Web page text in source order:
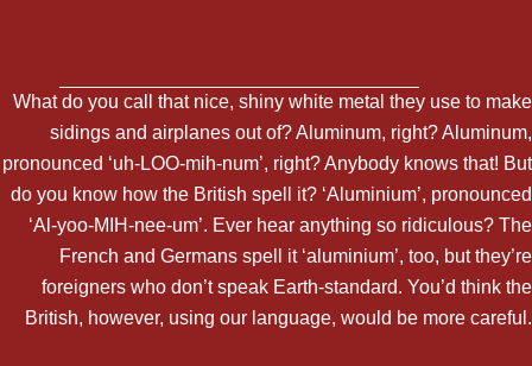
What do you call that nice, shiny white metal they use to make
sidings and airplanes out of? Aluminum, right? Aluminum,
pronounced ‘uh-LOO-mih-num’, right? Anybody knows that! But
do you know how the British spell it? ‘Aluminium’, pronounced
‘Al-yoo-MIH-nee-um’. Ever hear anything so ridiculous? The
French and Germans spell it ‘aluminium’, too, but they’re
foreigners who don’t speak Earth-standard. You’d think the
British, however, using our language, would be more careful.